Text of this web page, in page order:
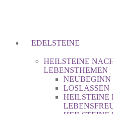
EDELSTEINE
HEILSTEINE
LEBENSTHEMEN
LOSLASSEN
HEILSTEINE